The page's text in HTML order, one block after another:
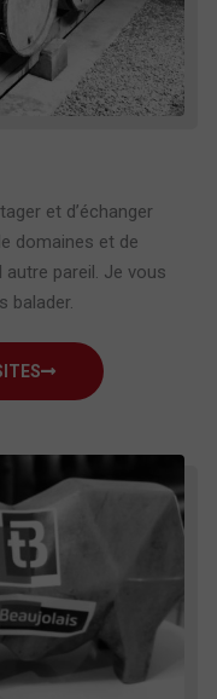
et d’échanger
domaines et de
pareil. Je vous
balader.